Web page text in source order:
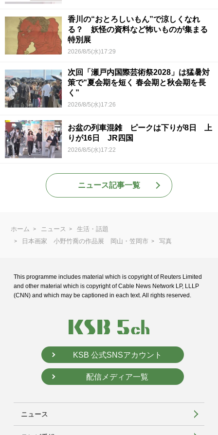
香川の“おとろしいもん”で涼しくなれ
る？ 妖怪の資料など怖いものが集まる
特別展
2026/8/5(水)17:29
次回「瀬戸内国際芸術祭2028」は猛暑対
策で“夏会期を短く 春会期と秋会期を長
く”
2026/8/5(水)17:26
お盆の列車混雑 ピークは下りが8日 上
りが16日 JR四国
2026/8/5(水)17:22
ニュース記事一覧
ホーム ニュース
生活・話題
日本画家 小野竹喬の作品展 岡山・笠岡市
写真
This programme includes material which is copyright of Reuters Limited
and other material which is copyright of Cable News Network LP, LLLP
(CNN) and which may be captioned in each text. All rights reserved.
KSB 公式SNSアカウント
配信メディア一覧
ニュース